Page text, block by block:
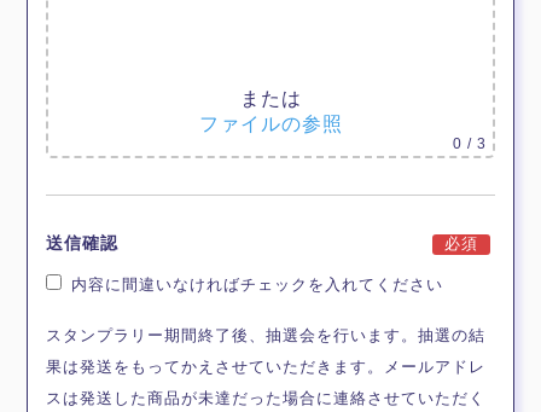
または
ファイルの参照
0 / 3
送信確認 必須
内容に間違いなければチェックを入れてください
スタンプラリー期間終了後、抽選会を行います。抽選の結
果は発送をもってかえさせていただきます。メールアドレ
スは発送した商品が未達だった場合に連絡させていただく